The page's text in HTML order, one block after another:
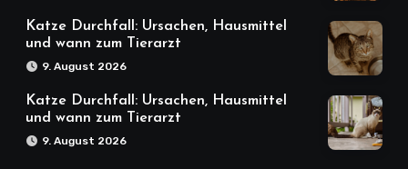
Katze Durchfall: Ursachen, Hausmittel
und wann zum Tierarzt
9. August 2026
Katze Durchfall: Ursachen, Hausmittel
und wann zum Tierarzt
9. August 2026